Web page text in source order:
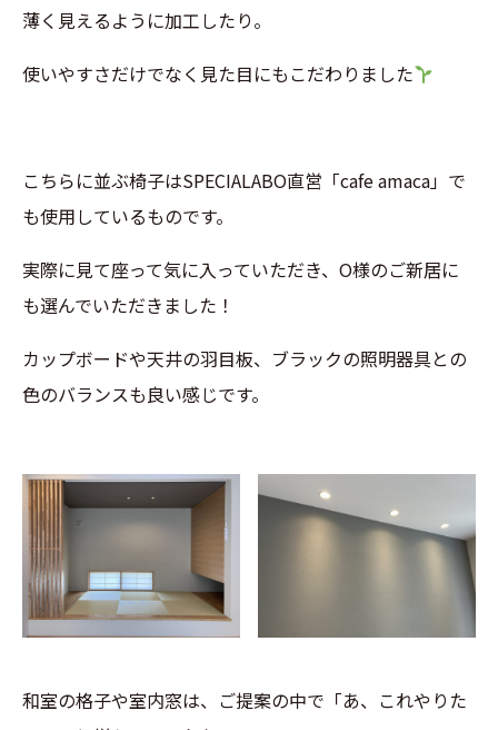
薄く見えるように加工したり。
使いやすさだけでなく見た目にもこだわりました
こちらに並ぶ椅子はSPECIALABO直営「cafe amaca」で
も使用しているものです。
実際に見て座って気に入っていただき、O様のご新居に
も選んでいただきました！
カップボードや天井の羽目板、ブラックの照明器具との
色のバランスも良い感じです。
和室の格子や室内窓は、ご提案の中で「あ、これやりた